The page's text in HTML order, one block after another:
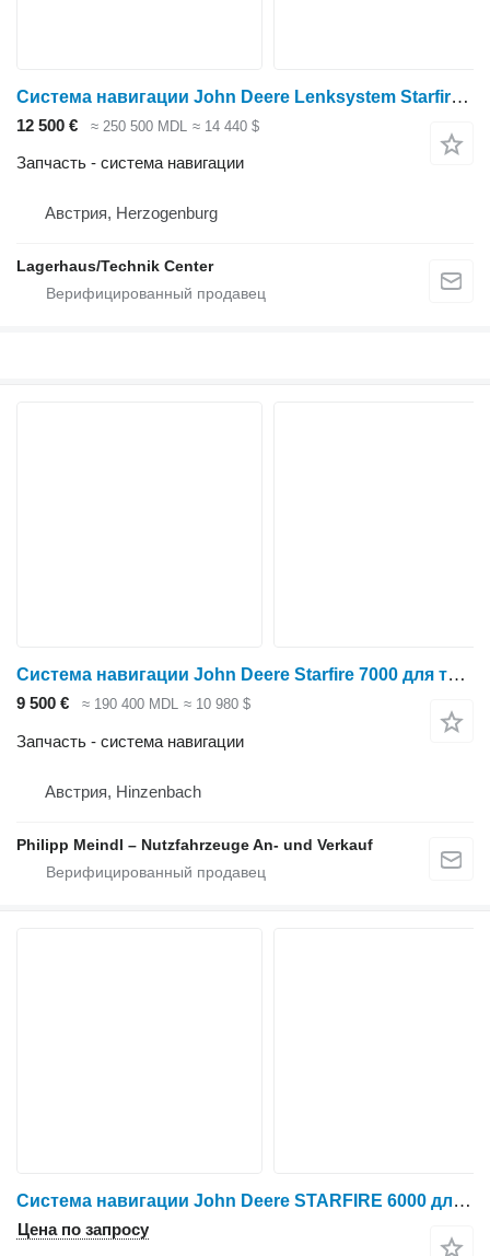
Система навигации John Deere Lenksystem Starfire 6000 RTK для трактора колесного
12 500 € ≈ 250 500 MDL ≈ 14 440 $
Запчасть - система навигации
Австрия, Herzogenburg
Lagerhaus/Technik Center
Система навигации John Deere Starfire 7000 для трактора колесного
9 500 € ≈ 190 400 MDL ≈ 10 980 $
Запчасть - система навигации
Австрия, Hinzenbach
Philipp Meindl – Nutzfahrzeuge An- und Verkauf
Система навигации John Deere STARFIRE 6000 для трактора колесного
Цена по запросу